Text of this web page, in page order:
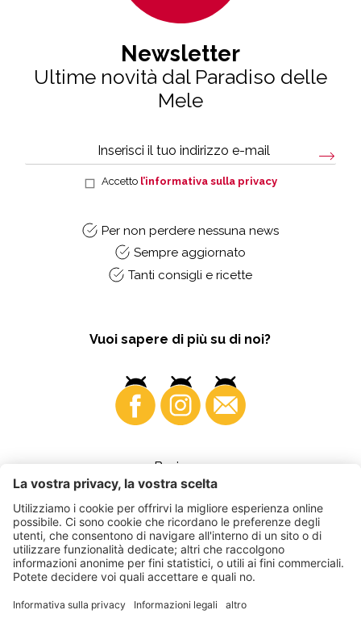
Newsletter
Ultime novità dal Paradiso delle
Mele
Accetto l’informativa sulla privacy
Per non perdere nessuna news
Sempre aggiornato
Tanti consigli e ricette
Vuoi sapere di più su di noi?
Business
©2026 VI.P coop. soc. agricola
Part. IVA • IT00725570212